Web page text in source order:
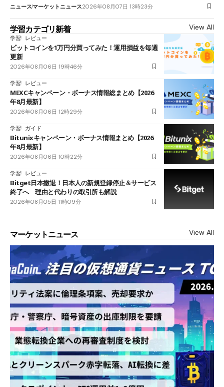
ニュースマーケットニュース2026年08月07日 13時23分
学習カテゴリ新着 View All
学習 レビュー
ビットコインを1万円分買ってみた！運用損益を毎週
更新
2026年08月06日 19時46分
学習 レビュー
MEXCキャンペーン・ボーナス情報総まとめ【2026
年8月最新】
2026年08月06日 12時29分
学習 ガイド
Bitunixキャンペーン・ボーナス情報まとめ【2026
年8月最新】
2026年08月06日 10時22分
学習 レビュー
Bitget日本撤退！日本人の新規登録停止＆サービス
終了へ 理由と代わりの取引所も解説
2026年08月05日 11時09分
マーケットニュース View All